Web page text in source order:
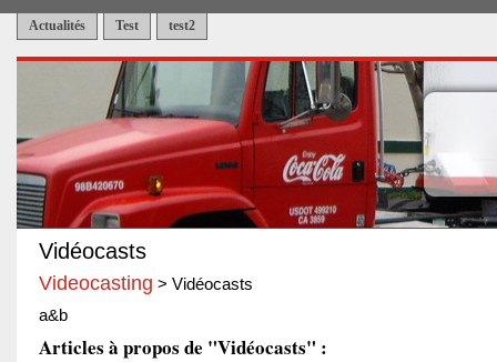
Actualités Test test2
Vidéocasts
Videocasting > Vidéocasts
a&b
Articles à propos de "Vidéocasts" :